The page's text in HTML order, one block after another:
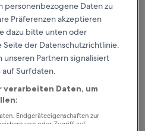
für jede
Übernachtung
für Mitglieder
diese Daten
personenbezogene Daten zu
Präferenzen akzeptieren
dazu bitte unten oder
Seite der Datenschutzrichtlinie.
unseren Partnern signalisiert
auf Surfdaten.
verarbeiten Daten, um
Endgeräteeigenschaften zur
von oder Zugriff auf